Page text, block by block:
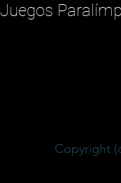
Juegos
Copyright